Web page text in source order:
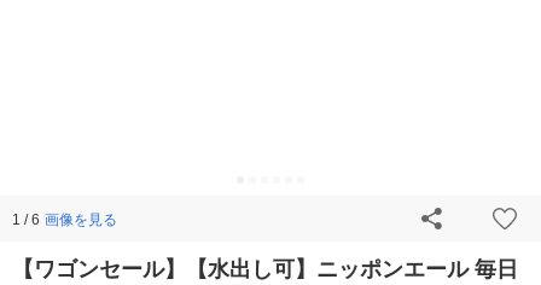
1 / 6 画像を見る
【ワゴンセール】【水出し可】ニッポンエール 毎日